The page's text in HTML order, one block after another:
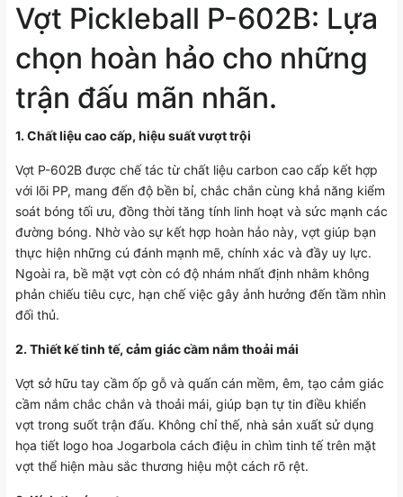
Vợt Pickleball P-602B: Lựa
chọn hoàn hảo cho những
trận đấu mãn nhãn.
1. Chất liệu cao cấp, hiệu suất vượt trội
Vợt P-602B được chế tác từ chất liệu carbon cao cấp kết hợp
với lõi PP, mang đến độ bền bỉ, chắc chắn cùng khả năng kiểm
soát bóng tối ưu, đồng thời tăng tính linh hoạt và sức mạnh các
đường bóng. Nhờ vào sự kết hợp hoàn hảo này, vợt giúp bạn
thực hiện những cú đánh mạnh mẽ, chính xác và đầy uy lực.
Ngoài ra, bề mặt vợt còn có độ nhám nhất định nhằm không
phản chiếu tiêu cực, hạn chế việc gây ảnh hưởng đến tầm nhìn
đối thủ.
2. Thiết kế tinh tế, cảm giác cầm nắm thoải mái
Vợt sở hữu tay cầm ốp gỗ và quấn cán mềm, êm, tạo cảm giác
cầm nắm chắc chắn và thoải mái, giúp bạn tự tin điều khiển
vợt trong suốt trận đấu. Không chỉ thế, nhà sản xuất sử dụng
họa tiết logo hoa Jogarbola cách điệu in chìm tinh tế trên mặt
vợt thể hiện màu sắc thương hiệu một cách rõ rệt.